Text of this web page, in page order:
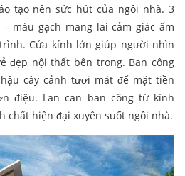
tạo nên sức hút của ngôi nhà. 3
màu gạch mang lai cảm giác ấm
Cửa kính lớn giúp người nhìn
đẹp nội thất bên trong. Ban công
cây cảnh tươi mát để mặt tiền
điệu. Lan can ban công từ kính
chất hiện đại xuyên suốt ngôi nhà.